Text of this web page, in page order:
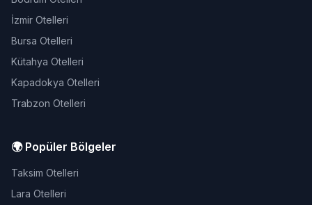
İzmir Otelleri
Bursa Otelleri
Kütahya Otelleri
Kapadokya Otelleri
Trabzon Otelleri
🌍 Popüler Bölgeler
Taksim Otelleri
Lara Otelleri